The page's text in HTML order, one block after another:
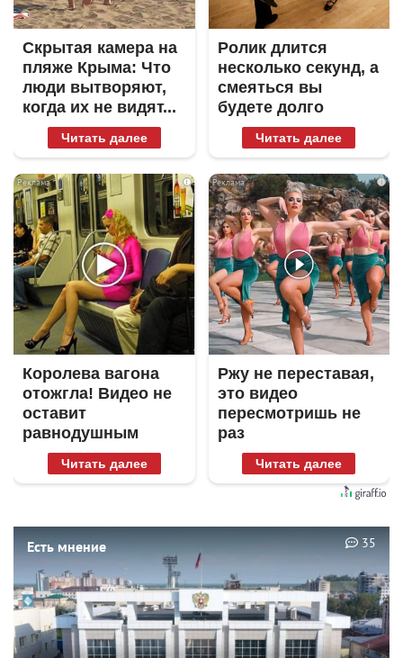
Скрытая камера на
пляже Крыма: Что
люди вытворяют,
когда их не видят...
Читать далее
Ролик длится
несколько секунд, а
смеяться вы
будете долго
Читать далее
i
Королева вагона
отожгла! Видео не
оставит
равнодушным
Читать далее
i
Ржу не переставая,
это видео
пересмотришь не
раз
Читать далее
Есть мнение 35